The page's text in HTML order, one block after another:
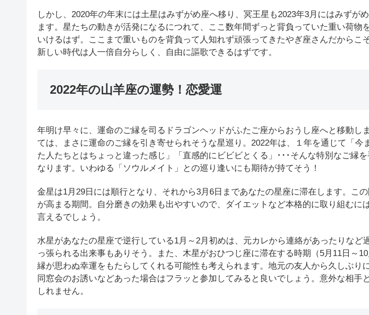
しかし、2020年の年末には土星はみずがめ座へ移り、冥王星も2023年3月にはみずが
ます。星たちの動きが活発になるにつれて、ここ数年間ずっと背負っていた重い荷物
いけるはず。ここまで重いものを背負って人知れず頑張ってきたやぎ座さんだからこ
新しい時代は人一倍自分らしく、自由に謳歌できるはずです。
2022年の山羊座の運勢！恋愛運
年明け早々に、運命のご縁を司るドラゴンヘッドがふたご座からおうし座へと移動し
ては、まさに運命のご縁を引き寄せられそうな星巡り。2022年は、１年を通じて「今
た人たちとはちょっと違った感じ」「直感的にビビビとくる」･･･そんな特別なご縁を
なります。いわゆる「ソウルメイト」との巡り逢いにも期待が持てそう！
金星は1月29日には順行となり、それから3月6日まであなたの星座に滞在します。こ
が高まる期間。自分磨きの効果も出やすいので、ダイエットなど本格的に取り組むに
言えるでしょう。
水星があなたの星座で逆行している1月～2月初めは、元カレから連絡があったりなど
っ張られる出来事もありそう。また、木星がおひつじ座に滞在する時期（5月11日～
縁が思わぬ幸運をもたらしてくれる可能性も考えられます。地元の友人から久しぶり
同窓会のお誘いなどあった場合はフラッと参加してみると良いでしょう。意外な相手
しれません。